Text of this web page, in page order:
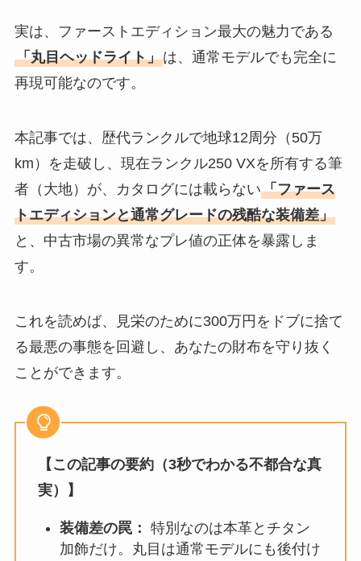
実は、ファーストエディション最大の魅力である
「丸目ヘッドライト」は、通常モデルでも完全に
再現可能なのです。
本記事では、歴代ランクルで地球12周分（50万
km）を走破し、現在ランクル250 VXを所有する筆
者（大地）が、カタログには載らない「ファース
トエディションと通常グレードの残酷な装備差」
と、中古市場の異常なプレ値の正体を暴露しま
す。
これを読めば、見栄のために300万円をドブに捨て
る最悪の事態を回避し、あなたの財布を守り抜く
ことができます。
【この記事の要約（3秒でわかる不都合な真
実）】
装備差の罠： 特別なのは本革とチタン
加飾だけ。丸目は通常モデルにも後付け